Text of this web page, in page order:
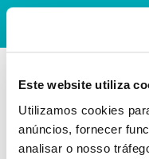
Este website utiliza
Utilizamos cookies
anúncios, fornecer
analisar o nosso